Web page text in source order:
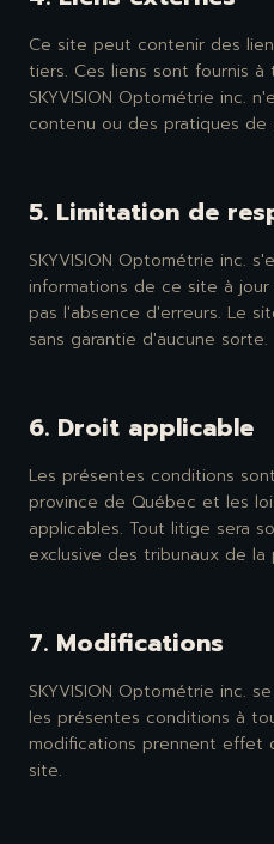
Ce site peut contenir des
tiers. Ces liens sont fournis
SKYVISION Optométrie inc.
contenu ou des pratiques
5. Limitation de
SKYVISION Optométrie inc.
informations de ce site à
pas l'absence d'erreurs. Le
sans garantie d'aucune sorte.
6. Droit applicable
Les présentes conditions
province de Québec et les
applicables. Tout litige sera
exclusive des tribunaux de
7. Modifications
SKYVISION Optométrie inc.
les présentes conditions à
modifications prennent effet
site.